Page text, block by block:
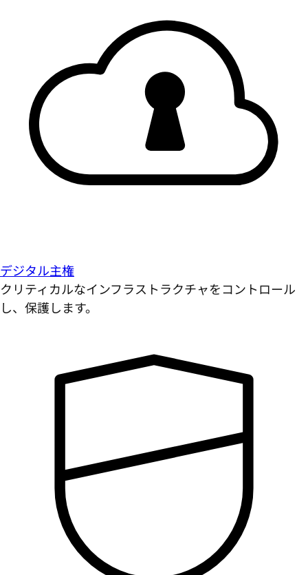
デジタル主権
クリティカルなインフラストラクチャをコントロール
し、保護します。